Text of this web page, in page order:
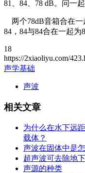
81、84、78 dB。问一
两个78dB音箱合在一
84，84与84合在一起为
18
https://2xiaoliyu.com/
声学基础
声波
相关文章
为什么在水下远
载体？
声波在固体中是
超声波可去除地
声源的种类